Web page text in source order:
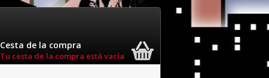
Cesta de la compra
Tu cesta de la compra está vacía